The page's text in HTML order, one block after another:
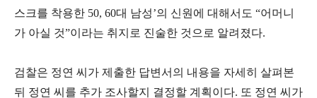
스크를 착용한 50, 60대 남성’의 신원에 대해서도 “어머니
가 아실 것”이라는 취지로 진술한 것으로 알려졌다.
검찰은 정연 씨가 제출한 답변서의 내용을 자세히 살펴본
뒤 정연 씨를 추가 조사할지 결정할 계획이다. 또 정연 씨가